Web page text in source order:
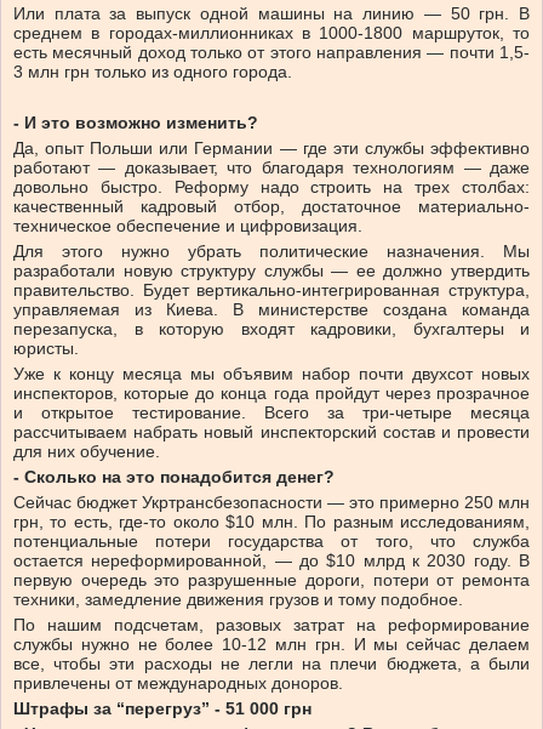
Или плата за выпуск одной машины на линию — 50 грн. В
среднем в городах-миллионниках в 1000-1800 маршруток, то
есть месячный доход только от этого направления — почти 1,5-
3 млн грн только из одного города.
- И это возможно изменить?
Да, опыт Польши или Германии — где эти службы эффективно
работают — доказывает, что благодаря технологиям — даже
довольно быстро. Реформу надо строить на трех столбах:
качественный кадровый отбор, достаточное материально-
техническое обеспечение и цифровизация.
Для этого нужно убрать политические назначения. Мы
разработали новую структуру службы — ее должно утвердить
правительство. Будет вертикально-интегрированная структура,
управляемая из Киева. В министерстве создана команда
перезапуска, в которую входят кадровики, бухгалтеры и
юристы.
Уже к концу месяца мы объявим набор почти двухсот новых
инспекторов, которые до конца года пройдут через прозрачное
и открытое тестирование. Всего за три-четыре месяца
рассчитываем набрать новый инспекторский состав и провести
для них обучение.
- Сколько на это понадобится денег?
Сейчас бюджет Укртрансбезопасности — это примерно 250 млн
грн, то есть, где-то около $10 млн. По разным исследованиям,
потенциальные потери государства от того, что служба
остается нереформированной, — до $10 млрд к 2030 году. В
первую очередь это разрушенные дороги, потери от ремонта
техники, замедление движения грузов и тому подобное.
По нашим подсчетам, разовых затрат на реформирование
службы нужно не более 10-12 млн грн. И мы сейчас делаем
все, чтобы эти расходы не легли на плечи бюджета, а были
привлечены от международных доноров.
Штрафы за “перегруз” - 51 000 грн